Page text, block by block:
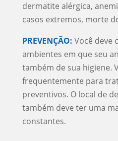
dermatite alérgica,
casos extremos, morte
PREVENÇÃO: Você deve
ambientes em que seu
também de sua higiene.
frequentemente para
preventivos. O local de
também deve ter uma
constantes.